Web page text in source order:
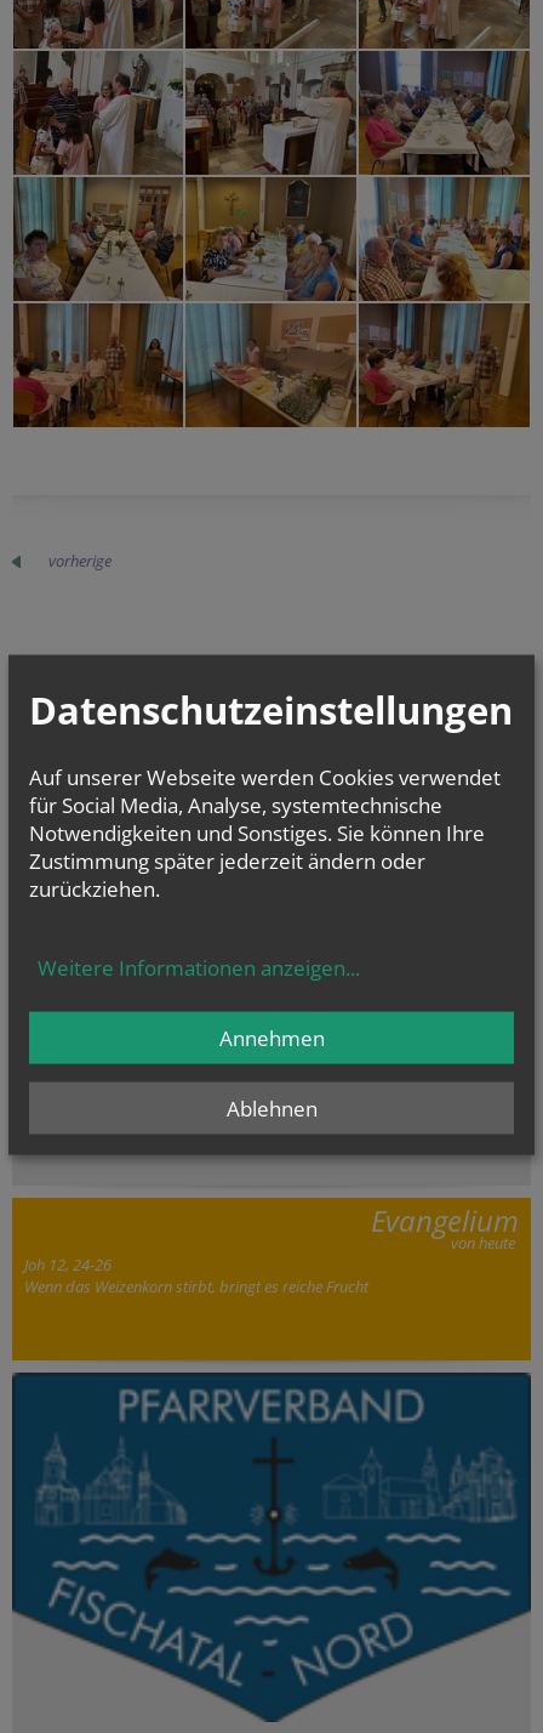
vorherige
AKTUELLES
Evangelium
von heute
Joh 12, 24-26
Wenn das Weizenkorn stirbt, bringt es reiche Frucht
Datenschutzeinstellungen
Auf unserer Webseite werden Cookies verwendet
für Social Media, Analyse, systemtechnische
Notwendigkeiten und Sonstiges. Sie können Ihre
Zustimmung später jederzeit ändern oder
zurückziehen.
Weitere Informationen anzeigen...
Ablehnen
Annehmen